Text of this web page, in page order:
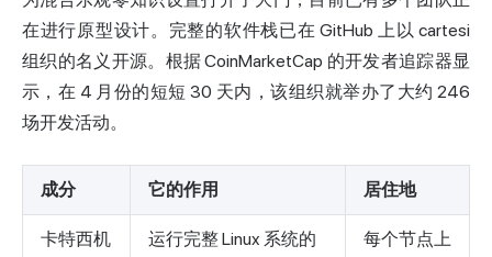
在进行原型设计。完整的软件栈已在 GitHub 上以 cartesi
组织的名义开源。根据 CoinMarketCap 的开发者追踪器显
示，在 4 月份的短短 30 天内，该组织就举办了大约 246
场开发活动。
成分 它的作用 居住地
卡特西机
运行完整 Linux 系统的
每个节点上